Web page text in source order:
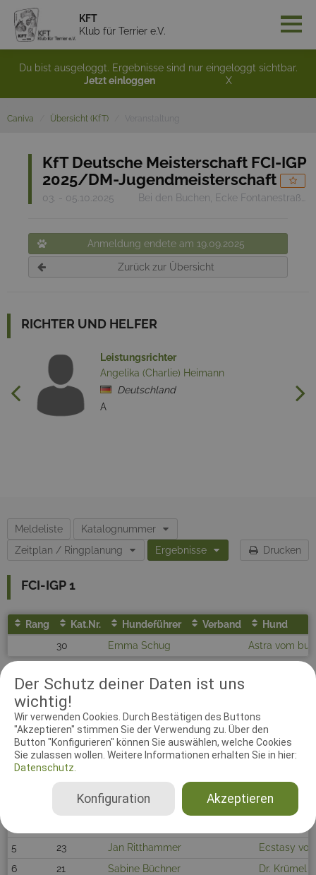
Der Schutz deiner Daten ist uns
wichtig!
Wir verwenden Cookies. Durch Bestätigen des Buttons
"Akzeptieren" stimmen Sie der Verwendung zu. Über den
Button "Konfigurieren" können Sie auswählen, welche Cookies
Sie zulassen wollen. Weitere Informationen erhalten Sie in hier:
Datenschutz.
Akzeptieren
Konfiguration
KFT
Klub für Terrier e.V.
Du bist ausgeloggt. Ergebnisse sind nur eingeloggt sichtbar.
Jetzt einloggen
X
Caniva Übersicht (KfT)
KfT Deutsche Meisterschaft FCI-IGP
2025/DM-Jugendmeisterschaft
03. - 05.10.2025 Bei den Buchen, Ecke Fontanestraße, 16227 Eberswalde
Anmeldung endete am 19.09.2025
Zurück zur Übersicht
RICHTER UND HELFER
Leistungsrichter
Angelika (Charlie) Heimann
Deutschland
A
Meldeliste
Katalognummer
Zeitplan / Ringplanung
Ergebnisse Drucken
FCI-IGP 1
Rang Kat.Nr. Hundeführer Verband
Hund
30
Emma Schug Astra vom
FCI-IGP 3
Rang Kat.Nr. Hundeführer Verband
Hund
1
29
2 Sven Koza
Energy-
Andreas Weithaas
Fynn vom
Leopold
5
23 Jan Ritthammer
Ecstasy
6
21 Sabine Büchner
Dr. Krümel